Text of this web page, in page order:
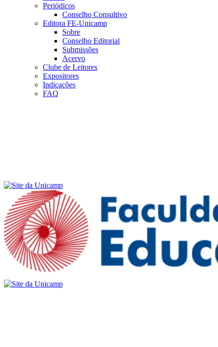
Periódicos
Conselho Consultivo
Editora FE-Unicamp
Sobre
Conselho Editorial
Submissões
Acervo
Clube de Leitores
Expositores
Indicações
FAQ